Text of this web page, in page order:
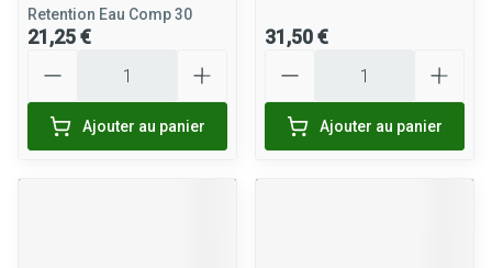
Retention Eau Comp 30
21,25 €
Ajouter au panier
31,50 €
Ajouter au panier